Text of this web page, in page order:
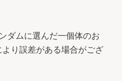
ダムに選んだ一個体のお
り誤差がある場合がござ